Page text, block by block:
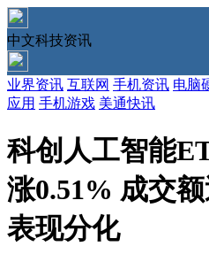
中文科技资讯
业界资讯 互联网 手机资讯 电脑
应用 手机游戏 美通快讯
科创人工智能
涨0.51% 成交
表现分化